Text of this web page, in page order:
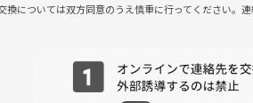
、フードもしくはドリンクを最低1オーダ
換については双方同意のうえ慎重に行ってください。